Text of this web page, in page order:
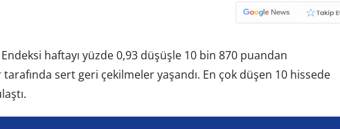
haftayı yüzde 0,93 düşüşle 10 bin 870 puandan
sert geri çekilmeler yaşandı. En çok düşen 10 hissede